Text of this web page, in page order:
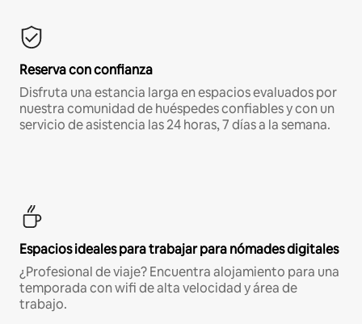
Reserva con confianza
Disfruta una estancia larga en espacios evaluados por
nuestra comunidad de huéspedes confiables y con un
servicio de asistencia las 24 horas, 7 días a la semana.
Espacios ideales para trabajar para nómades digitales
¿Profesional de viaje? Encuentra alojamiento para una
temporada con wifi de alta velocidad y área de
trabajo.